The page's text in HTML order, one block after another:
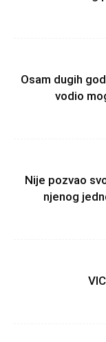
Osam dugih
vodio
Nije pozvao
njenog